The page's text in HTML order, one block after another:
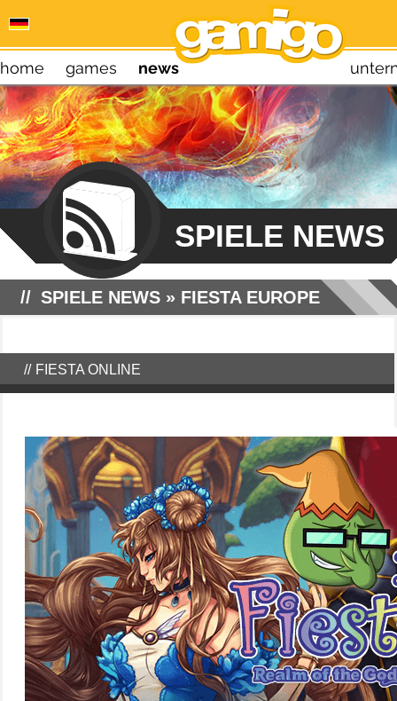
home games news
SPIELE NEWS
SPIELE NEWS » FIESTA EUROPE
FIESTA ONLINE